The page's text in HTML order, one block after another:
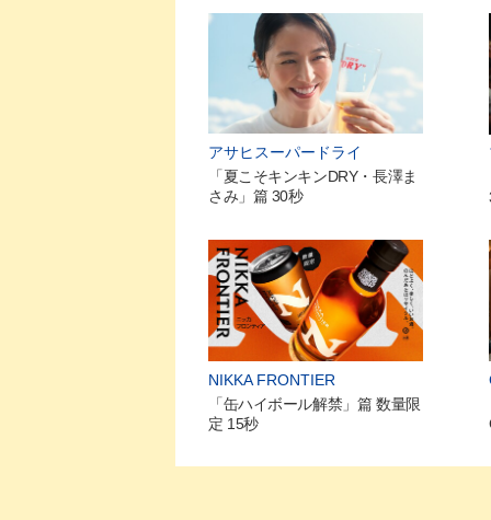
アサヒスーパードライ
「夏こそキンキンDRY・長澤ま
さみ」篇 30秒
NIKKA FRONTIER
「缶ハイボール解禁」篇 数量限
定 15秒